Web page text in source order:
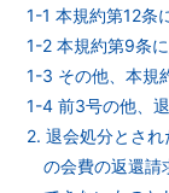
1-1 本規約第12条
1-2 本規約第9条
1-3 その他、本規
1-4 前3号の他、
2. 退会処分とさ
の会費の返還請